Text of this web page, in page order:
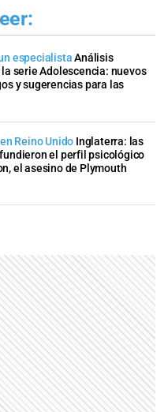
especialistaAnálisis
serie Adolescencia: nuevos
y sugerencias para las
Reino Unido Inglaterra: las
el perfil psicológico
el asesino de Plymouth